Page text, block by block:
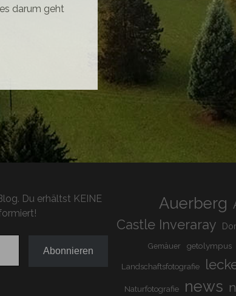
darum geht
Du erhältst KEINE
Abonnieren
Auerberg
Castle Inveraray
Gemäuer getolympus
Landschaftsfotografie
Naturfotografie news